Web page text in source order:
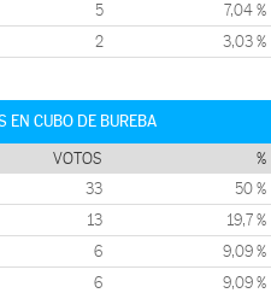
5 7,04 %
2 3,03 %
EN CUBO DE BUREBA
VOTOS %
33 50 %
13 19,7 %
6 9,09 %
6 9,09 %